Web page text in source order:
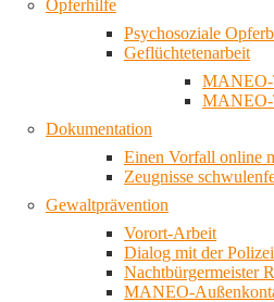
Opferhilfe
Psychosoziale
Geflüchtetenarbeit
MANEO-
MANEO-
Dokumentation
Einen Vorfall online
Zeugnisse
Gewaltprävention
Vorort-Arbeit
Dialog mit der Polizei
Nachtbürgermeister
MANEO-